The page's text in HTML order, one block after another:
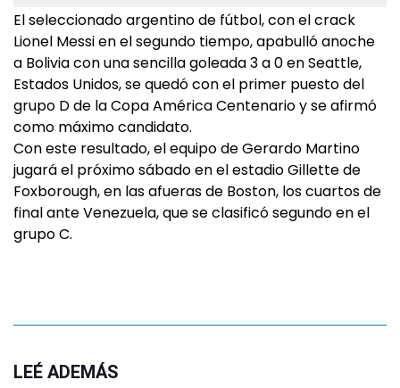
El seleccionado argentino de fútbol, con el crack
Lionel Messi en el segundo tiempo, apabulló anoche
a Bolivia con una sencilla goleada 3 a 0 en Seattle,
Estados Unidos, se quedó con el primer puesto del
grupo D de la Copa América Centenario y se afirmó
como máximo candidato.
Con este resultado, el equipo de Gerardo Martino
jugará el próximo sábado en el estadio Gillette de
Foxborough, en las afueras de Boston, los cuartos de
final ante Venezuela, que se clasificó segundo en el
grupo C.
LEÉ ADEMÁS